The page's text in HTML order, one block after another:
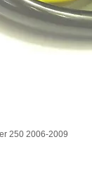
250 2006-2009